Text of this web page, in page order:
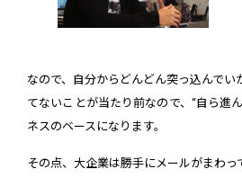
なので、自分からどんどん突っ込んで
てないことが当たり前なので、“自ら進
ネスのベースになります。
その点、大企業は勝手にメールがまわっ